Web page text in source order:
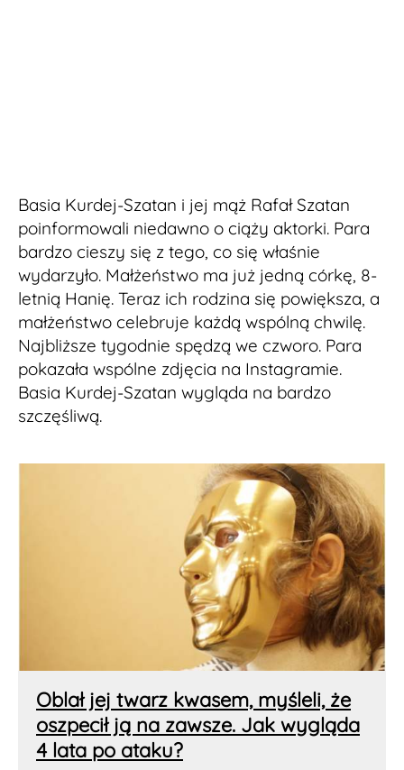
Basia Kurdej-Szatan i jej mąż Rafał Szatan
poinformowali niedawno o ciąży aktorki. Para
bardzo cieszy się z tego, co się właśnie
wydarzyło. Małżeństwo ma już jedną córkę, 8-
letnią Hanię. Teraz ich rodzina się powiększa, a
małżeństwo celebruje każdą wspólną chwilę.
Najbliższe tygodnie spędzą we czworo. Para
pokazała wspólne zdjęcia na Instagramie.
Basia Kurdej-Szatan wygląda na bardzo
szczęśliwą.
Oblał jej twarz kwasem, myśleli, że
oszpecił ją na zawsze. Jak wygląda
4 lata po ataku?